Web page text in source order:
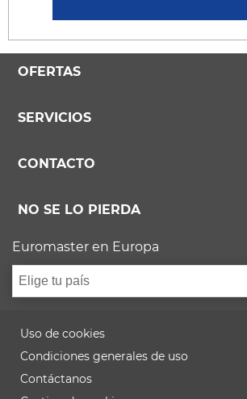
OFERTAS
SERVICIOS
CONTACTO
NO SE LO PIERDA
Euromaster en Europa
Elige tu país
Uso de cookies
Condiciones generales de uso
Contáctanos